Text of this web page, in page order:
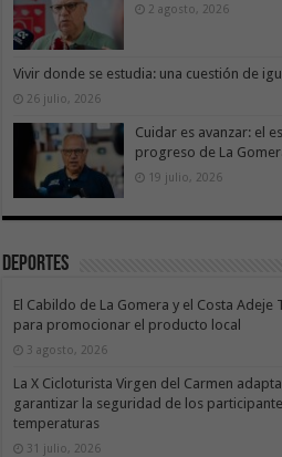
2 agosto, 2026
Vivir donde se estudia: una cuestión de
26 julio, 2026
Cuidar es avanzar: el
progreso de La
19 julio, 2026
Deportes
El Cabildo de La Gomera y el Costa Adeje
para promocionar el producto local
3 agosto, 2026
La X Cicloturista Virgen del Carmen
garantizar la seguridad de los
temperaturas
31 julio, 2026